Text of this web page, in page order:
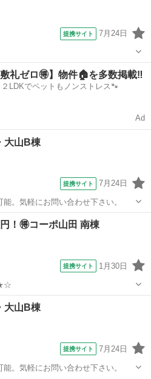
提携サイト 7月24日
アパート
敷礼ゼロ🉐】物件🏠を多数掲載‼️
LDKでペットもノンストレス🐾
Ad
大山B棟
提携サイト 7月24日
。気軽にお問い合わせ下さい。
アパート
！🉐コーポ山田 南棟
提携サイト 1月30日
アパート
大山B棟
提携サイト 7月24日
。気軽にお問い合わせ下さい。